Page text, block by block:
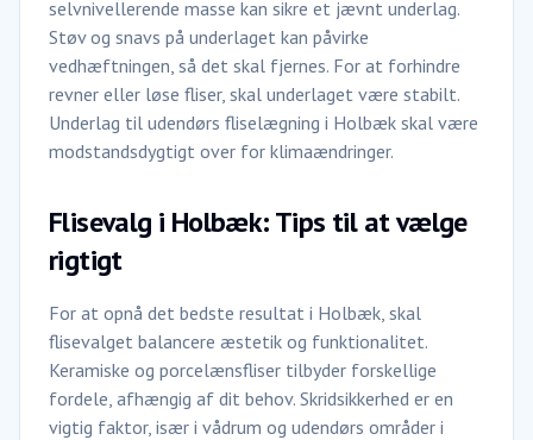
selvnivellerende masse kan sikre et jævnt underlag.
Støv og snavs på underlaget kan påvirke
vedhæftningen, så det skal fjernes. For at forhindre
revner eller løse fliser, skal underlaget være stabilt.
Underlag til udendørs fliselægning i Holbæk skal være
modstandsdygtigt over for klimaændringer.
Flisevalg i Holbæk: Tips til at vælge
rigtigt
For at opnå det bedste resultat i Holbæk, skal
flisevalget balancere æstetik og funktionalitet.
Keramiske og porcelænsfliser tilbyder forskellige
fordele, afhængig af dit behov. Skridsikkerhed er en
vigtig faktor, især i vådrum og udendørs områder i